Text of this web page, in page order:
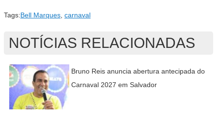
Tags:Bell Marques carnaval
NOTÍCIAS RELACIONADAS
Bruno Reis anuncia abertura antecipada do
Carnaval 2027 em Salvador